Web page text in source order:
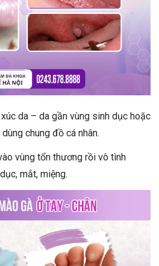
da – da gần vùng sinh dục hoặc
chung đồ cá nhân.
vùng tổn thương rồi vô tình
mắt, miệng.